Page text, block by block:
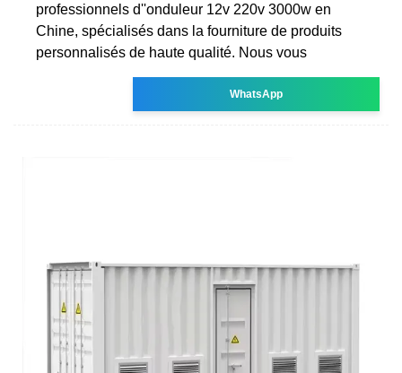
professionnels d''onduleur 12v 220v 3000w en
Chine, spécialisés dans la fourniture de produits
personnalisés de haute qualité. Nous vous
WhatsApp